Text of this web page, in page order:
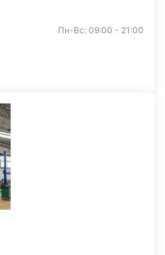
Пн-Вс: 09:00 - 21:00